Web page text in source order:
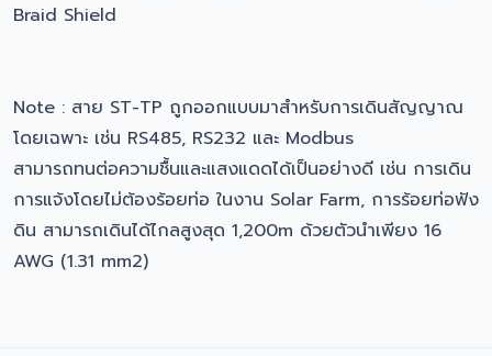
Braid Shield
Note : สาย ST-TP ถูกออกแบบมาสำหรับการเดินสัญญาณ
โดยเฉพาะ เช่น RS485, RS232 และ Modbus
สามารถทนต่อความชื้นและแสงแดดได้เป็นอย่างดี เช่น การเดิน
การแจ้งโดยไม่ต้องร้อยท่อ ในงาน Solar Farm, การร้อยท่อฟัง
ดิน สามารถเดินได้ไกลสูงสุด 1,200m ด้วยตัวนำเพียง 16
AWG (1.31 mm2)